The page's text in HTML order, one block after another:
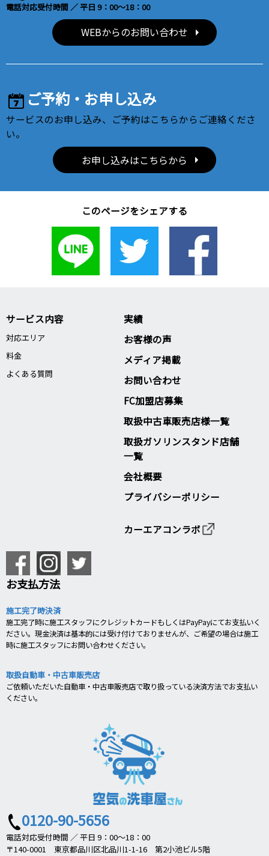
電話対応受付時間 ／ 平日 9：00～18：00
WEBからのお問い合わせ
ご予約・お申し込み
サービスのお申し込み、ご予約はこちらからご連絡くださ
い。
お申し込みはこちらから
このページをシェアする
サービス内容
対応エリア
料金
よくある質問
実績
お客様の声
メディア掲載
お問い合わせ
FC加盟店募集
取扱中古車販売店様一覧
取扱ガソリンスタンド店舗
一覧
会社概要
プライバシーポリシー
カーエアコンラボ
お支払方法
施工完了時決済
施工完了時に施工スタッフにクレジットカードもしくはPayPayにてお支払いく
ださい。現金決済は基本的には受け付けておりませんが、ご希望の場合は施工
時に施工スタッフにお問い合わせください。
取扱自動車・中古車販売店
ご依頼いただいた自動車・中古車販売店で取り扱っている決済方法でお支払い
ください。
0120-90-5656
電話対応受付時間 ／ 平日 9：00～18：00
〒140-0001 東京都品川区北品川1-1-16 第2小池ビル5階